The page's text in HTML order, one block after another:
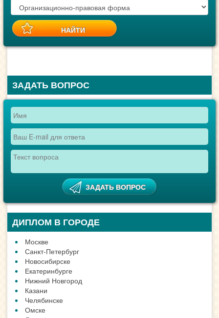
ЗАДАТЬ ВОПРОС
ДИПЛОМ В ГОРОДЕ
Москве
Санкт-Петербург
Новосибирске
Екатеринбурге
Нижний Новгород
Казани
Челябинске
Омске